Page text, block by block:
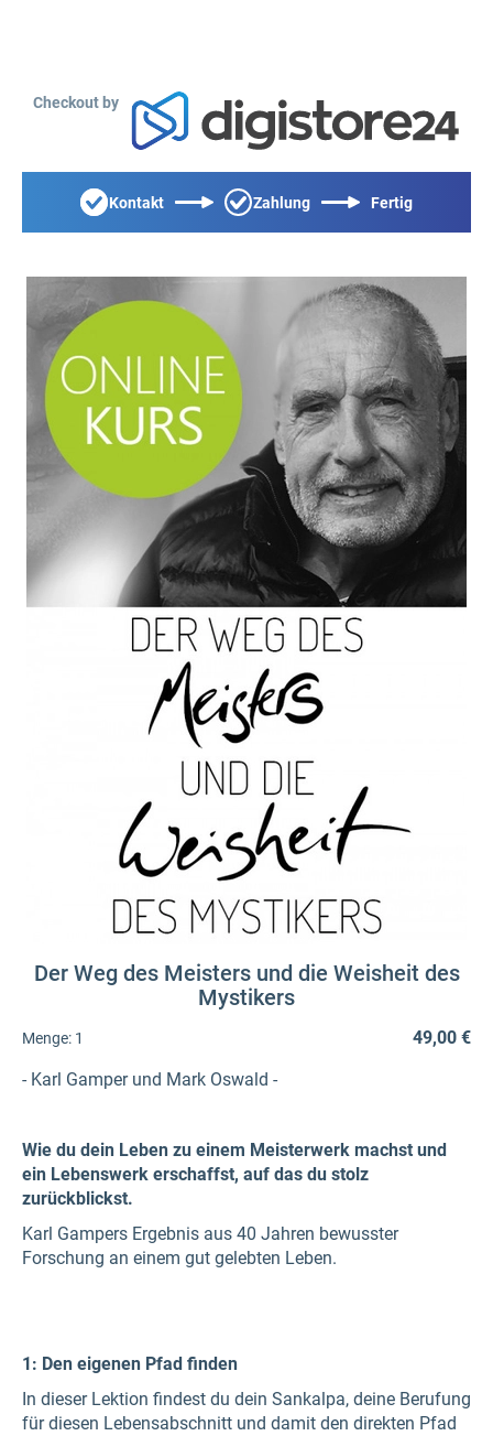
Checkout by
Kontakt Zahlung Fertig
Der Weg des Meisters und die Weisheit des
Mystikers
Menge: 1
49,00 €
- Karl Gamper und Mark Oswald -
Wie du dein Leben zu einem Meisterwerk machst und
ein Lebenswerk erschaffst, auf das du stolz
zurückblickst.
Karl Gampers Ergebnis aus 40 Jahren bewusster
Forschung an einem gut gelebten Leben.
1: Den eigenen Pfad finden
In dieser Lektion findest du dein Sankalpa, deine Berufung
für diesen Lebensabschnitt und damit den direkten Pfad